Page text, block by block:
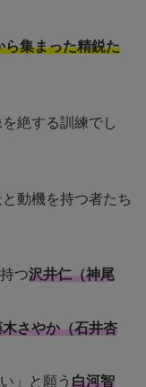
ら集まった精鋭た
絶する訓練でし
動機を持つ者たち
つ沢井仁（神尾
木さやか（石井杏
」と願う白河智